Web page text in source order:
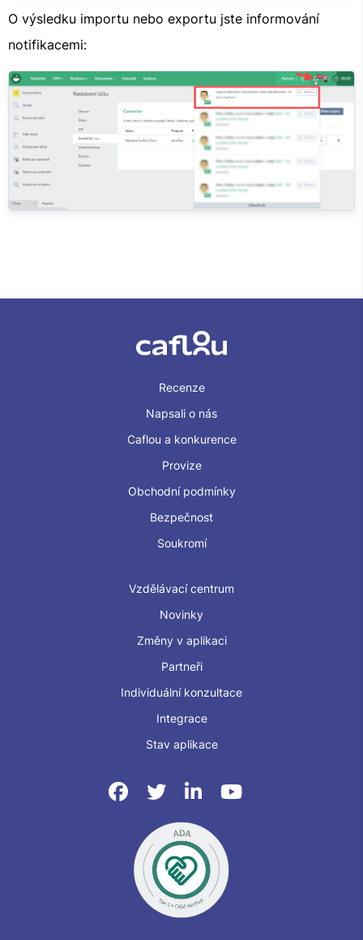
O výsledku importu nebo exportu jste informování
notifikacemi:
Recenze
Napsali o nás
Caflou a konkurence
Provize
Obchodní podmínky
Bezpečnost
Soukromí
Vzdělávací centrum
Novinky
Změny v aplikaci
Partneři
Individuální konzultace
Integrace
Stav aplikace